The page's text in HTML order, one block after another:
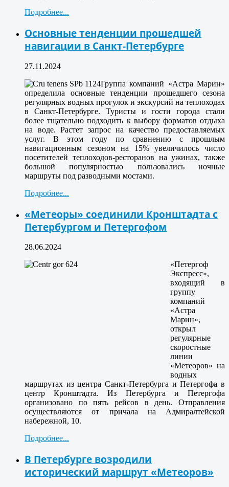
Подробнее...
Основные тенденции прошедшей
навигации в Санкт-Петербурге
27.11.2024
Группа компаний «Астра Марин»
определила основные тенденции прошедшего сезона
регулярных водных прогулок и экскурсий на теплоходах
в Санкт-Петербурге. Туристы и гости города стали
более тщательно подходить к выбору форматов отдыха
на воде. Растет запрос на качество предоставляемых
услуг. В этом году по сравнению с прошлым
навигационным сезоном на 15% увеличилось число
посетителей теплоходов-ресторанов на ужинах, также
большой популярностью пользовались ночные
маршруты под разводными мостами.
Подробнее...
«Метеоры» соединили Кронштадта с
Петербургом и Петергофом
28.06.2024
«Петергоф
Экспресс»,
входящий в
группу
компаний
«Астра
Марин»,
открыл
регулярные
скоростные
линии
«Метеоров» на
водных
маршрутах из центра Санкт-Петербурга и Петергофа в
центр Кронштадта. Из Петербурга и Петергофа
организовано по пять рейсов в день. Отправления
осуществляются от причала на Адмиралтейской
набережной, 10.
Подробнее...
В Петербурге возродили
исторический маршрут «Метеоров»